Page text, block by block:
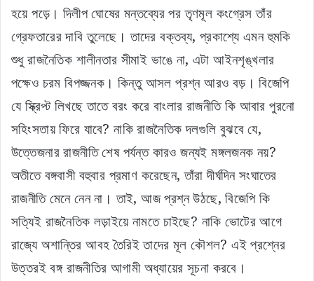
হয়ে পড়ে। দিলীপ ঘোষের মন্তব্যের পর তৃণমূল কংগ্রেস তাঁর
গ্রেফতারের দাবি তুলেছে। তাদের বক্তব্য, প্রকাশ্যে এমন হুমকি
শুধু রাজনৈতিক শালীনতার সীমাই ভাঙে না, এটা আইনশৃঙ্খলার
পক্ষেও চরম বিপজ্জনক। কিন্তু আসল প্রশ্ন আরও বড়। বিজেপি
যে স্ক্রিপ্ট লিখছে তাতে বরং করে বাংলার রাজনীতি কি আবার পুরনো
সহিংসতায় ফিরে যাবে? নাকি রাজনৈতিক দলগুলি বুঝবে যে,
উত্তেজনার রাজনীতি শেষ পর্যন্ত কারও জন্যই মঙ্গলজনক নয়?
অতীতে বঙ্গবাসী বহুবার প্রমাণ করেছেন, তাঁরা দীর্ঘদিন সংঘাতের
রাজনীতি মেনে নেন না। তাই, আজ প্রশ্ন উঠছে, বিজেপি কি
সত্যিই রাজনৈতিক লড়াইয়ে নামতে চাইছে? নাকি ভোটের আগে
রাজ্যে অশান্তির আবহ তৈরিই তাদের মূল কৌশল? এই প্রশ্নের
উত্তরই বঙ্গ রাজনীতির আগামী অধ্যায়ের সূচনা করবে।